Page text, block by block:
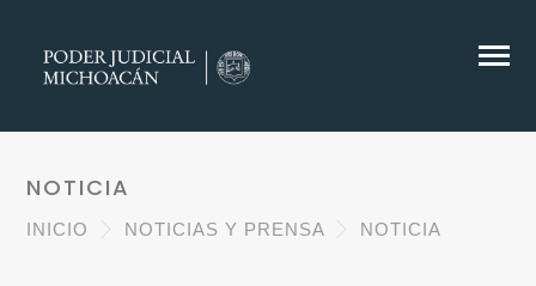
NOTICIA
INICIO NOTICIAS Y PRENSA NOTICIA